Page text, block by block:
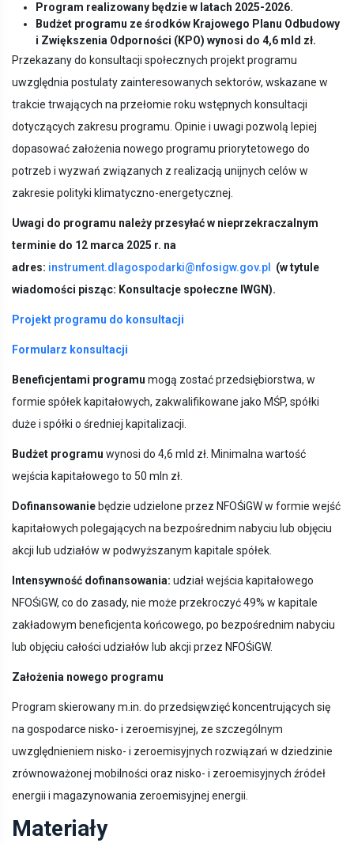
Program realizowany będzie w latach 2025-2026.
Budżet programu ze środków Krajowego Planu Odbudowy
i Zwiększenia Odporności (KPO) wynosi do 4,6 mld zł.
Przekazany do konsultacji społecznych projekt programu
uwzględnia postulaty zainteresowanych sektorów, wskazane w
trakcie trwających na przełomie roku wstępnych konsultacji
dotyczących zakresu programu. Opinie i uwagi pozwolą lepiej
dopasować założenia nowego programu priorytetowego do
potrzeb i wyzwań związanych z realizacją unijnych celów w
zakresie polityki klimatyczno-energetycznej.
Uwagi do programu należy przesyłać w nieprzekraczalnym
terminie do 12 marca 2025 r. na
adres: instrument.dlagospodarki@nfosigw.gov.pl
(w tytule
wiadomości pisząc: Konsultacje społeczne IWGN).
Projekt programu do konsultacji
Formularz konsultacji
Beneficjentami programu mogą zostać przedsiębiorstwa, w
formie spółek kapitałowych, zakwalifikowane jako MŚP, spółki
duże i spółki o średniej kapitalizacji.
Budżet programu wynosi do 4,6 mld zł. Minimalna wartość
wejścia kapitałowego to 50 mln zł.
Dofinansowanie będzie udzielone przez NFOŚiGW w formie wejść
kapitałowych polegających na bezpośrednim nabyciu lub objęciu
akcji lub udziałów w podwyższanym kapitale spółek.
Intensywność dofinansowania: udział wejścia kapitałowego
NFOŚiGW, co do zasady, nie może przekroczyć 49% w kapitale
zakładowym beneficjenta końcowego, po bezpośrednim nabyciu
lub objęciu całości udziałów lub akcji przez NFOŚiGW.
Założenia nowego programu
Program skierowany m.in. do przedsięwzięć koncentrujących się
na gospodarce nisko- i zeroemisyjnej, ze szczególnym
uwzględnieniem nisko- i zeroemisyjnych rozwiązań w dziedzinie
zrównoważonej mobilności oraz nisko- i zeroemisyjnych źródeł
energii i magazynowania zeroemisyjnej energii.
Materiały